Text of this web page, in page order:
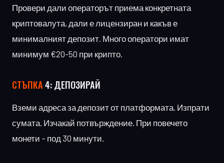
Провери дали операторът приема конкретната
криптовалута, дали е лицензиран и какъв е
минималният депозит. Много оператори имат
минимум €20-50 при крипто.
СТЪПКА4: ДЕПОЗИРАЙ
Вземи адреса за депозит от платформата. Изпрати
сумата. Изчакай потвърждение. При повечето
монети – под 30 минути.